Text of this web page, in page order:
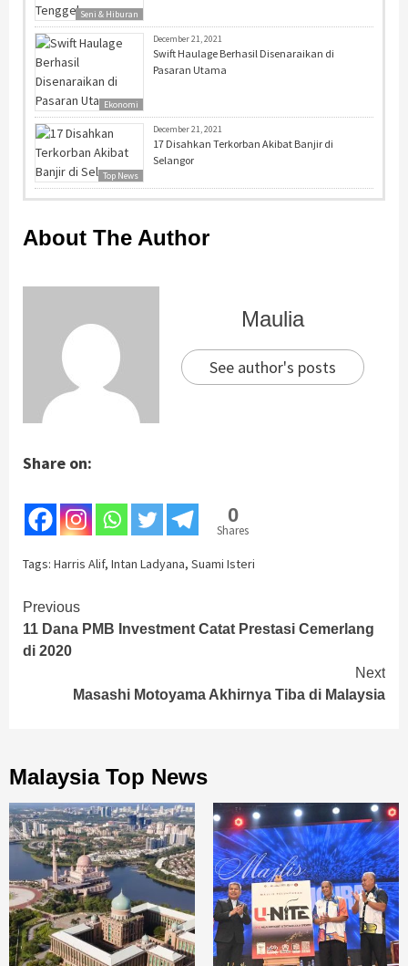
Seni & Hiburan
Ekonomi
December 21, 2021
Swift Haulage Berhasil Disenaraikan di
Pasaran Utama
Top News
December 21, 2021
17 Disahkan Terkorban Akibat Banjir di
Selangor
About The Author
Maulia
See author's posts
Share on:
0
Shares
Tags: Harris Alif, Intan Ladyana, Suami Isteri
Continue
Reading
Previous
11 Dana PMB Investment Catat Prestasi Cemerlang
di 2020
Next
Masashi Motoyama Akhirnya Tiba di Malaysia
Malaysia Top News